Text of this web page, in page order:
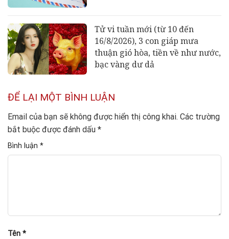
Tử vi tuần mới (từ 10 đến
16/8/2026), 3 con giáp mưa
thuận gió hòa, tiền về như nước,
bạc vàng dư dả
ĐỂ LẠI MỘT BÌNH LUẬN
Email của bạn sẽ không được hiển thị công khai. Các trường
bắt buộc được đánh dấu *
Bình luận *
Tên *